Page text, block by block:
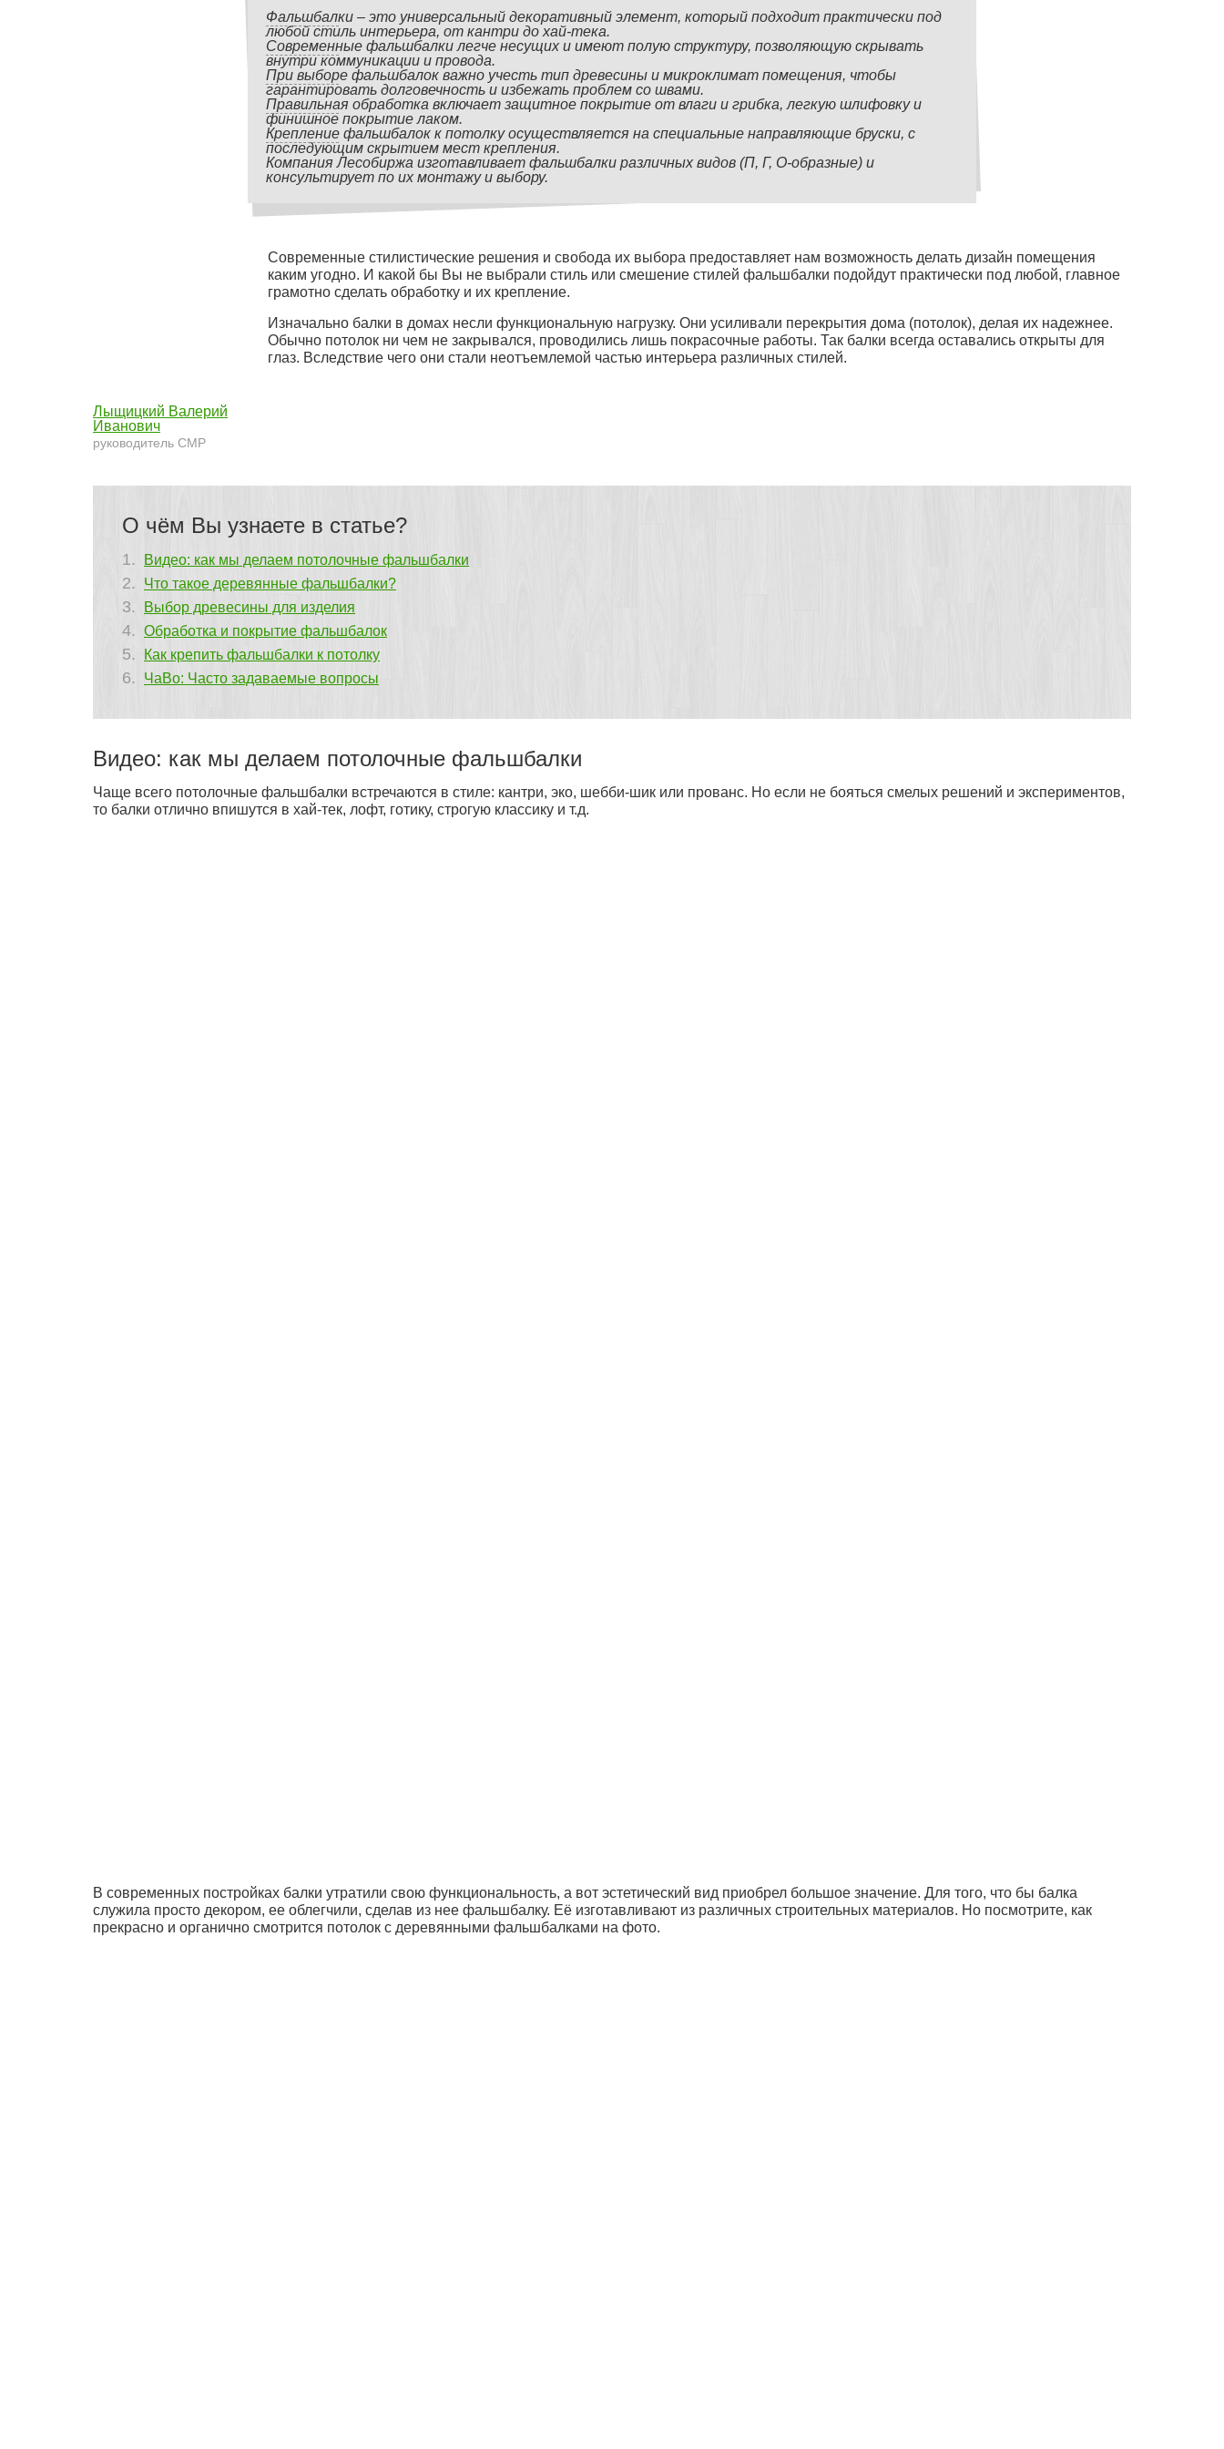
Фальшбалки – это универсальный декоративный элемент, который подходит практически под
любой стиль интерьера, от кантри до хай-тека.
Современные фальшбалки легче несущих и имеют полую структуру, позволяющую скрывать
внутри коммуникации и провода.
При выборе фальшбалок важно учесть тип древесины и микроклимат помещения, чтобы
гарантировать долговечность и избежать проблем со швами.
Правильная обработка включает защитное покрытие от влаги и грибка, легкую шлифовку и
финишное покрытие лаком.
Крепление фальшбалок к потолку осуществляется на специальные направляющие бруски, с
последующим скрытием мест крепления.
Компания Лесобиржа изготавливает фальшбалки различных видов (П, Г, О-образные) и
консультирует по их монтажу и выбору.
Лыщицкий Валерий
Иванович
руководитель СМР
Современные стилистические решения и свобода их выбора предоставляет нам возможность делать дизайн помещения
каким угодно. И какой бы Вы не выбрали стиль или смешение стилей фальшбалки подойдут практически под любой, главное
грамотно сделать обработку и их крепление.
Изначально балки в домах несли функциональную нагрузку. Они усиливали перекрытия дома (потолок), делая их надежнее.
Обычно потолок ни чем не закрывался, проводились лишь покрасочные работы. Так балки всегда оставались открыты для
глаз. Вследствие чего они стали неотъемлемой частью интерьера различных стилей.
О чём Вы узнаете в статье?
Видео: как мы делаем потолочные фальшбалки
Что такое деревянные фальшбалки?
Выбор древесины для изделия
Обработка и покрытие фальшбалок
Как крепить фальшбалки к потолку
ЧаВо: Часто задаваемые вопросы
Видео: как мы делаем потолочные фальшбалки
Чаще всего потолочные фальшбалки встречаются в стиле: кантри, эко, шебби-шик или прованс. Но если не бояться смелых решений и экспериментов,
то балки отлично впишутся в хай-тек, лофт, готику, строгую классику и т.д.
В современных постройках балки утратили свою функциональность, а вот эстетический вид приобрел большое значение. Для того, что бы балка
служила просто декором, ее облегчили, сделав из нее фальшбалку. Её изготавливают из различных строительных материалов. Но посмотрите, как
прекрасно и органично смотрится потолок с деревянными фальшбалками на фото.